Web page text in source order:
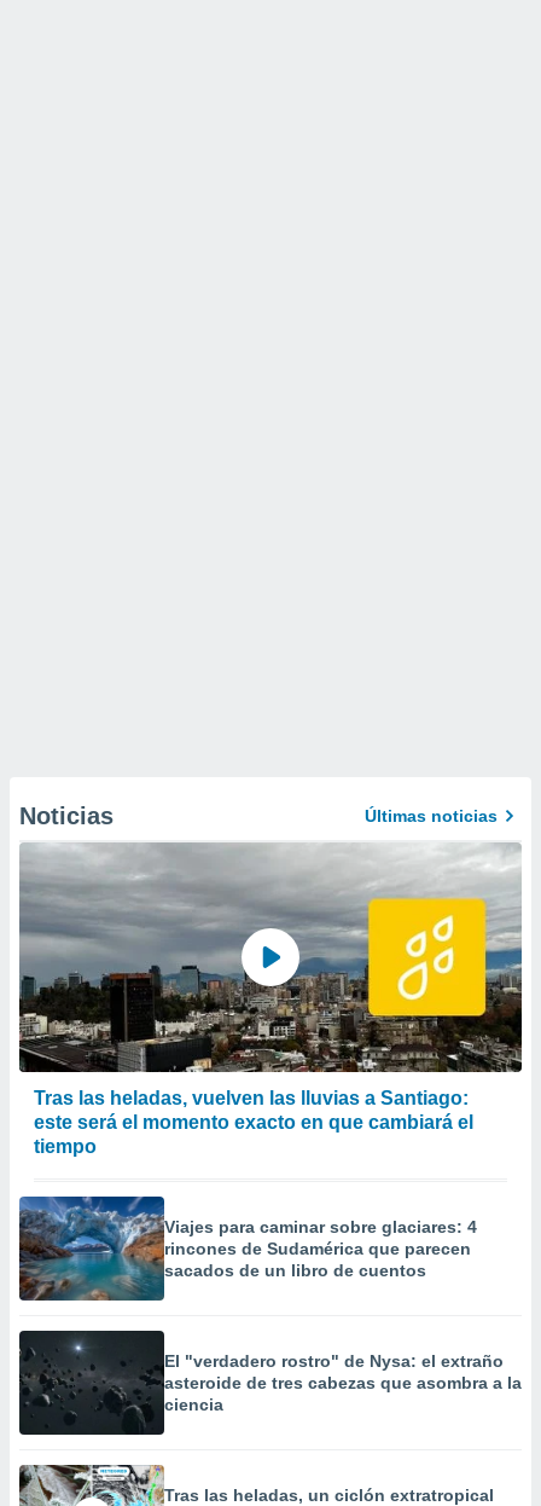
Noticias Últimas noticias
Tras las heladas, vuelven las lluvias a Santiago:
este será el momento exacto en que cambiará el
tiempo
Viajes para caminar sobre glaciares: 4
rincones de Sudamérica que parecen
sacados de un libro de cuentos
El "verdadero rostro" de Nysa: el extraño
asteroide de tres cabezas que asombra a la
ciencia
Tras las heladas, un ciclón extratropical